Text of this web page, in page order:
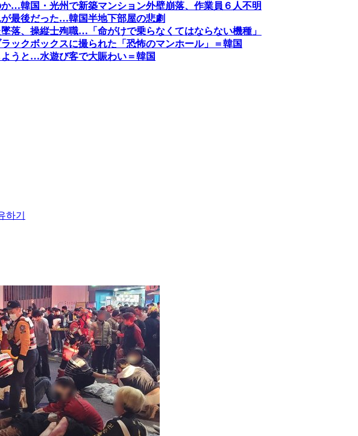
…韓国・光州で新築マンション外壁崩落、作業員６人不明
最後だった…韓国半地下部屋の悲劇
落、操縦士殉職…「命がけで乗らなくてはならない機種」
ックボックスに撮られた「恐怖のマンホール」＝韓国
うと…水遊び客で大賑わい＝韓国
하기